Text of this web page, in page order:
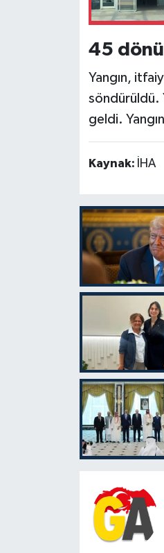
45
Yangın,
söndürüldü.
geldi.
Kaynak: İHA